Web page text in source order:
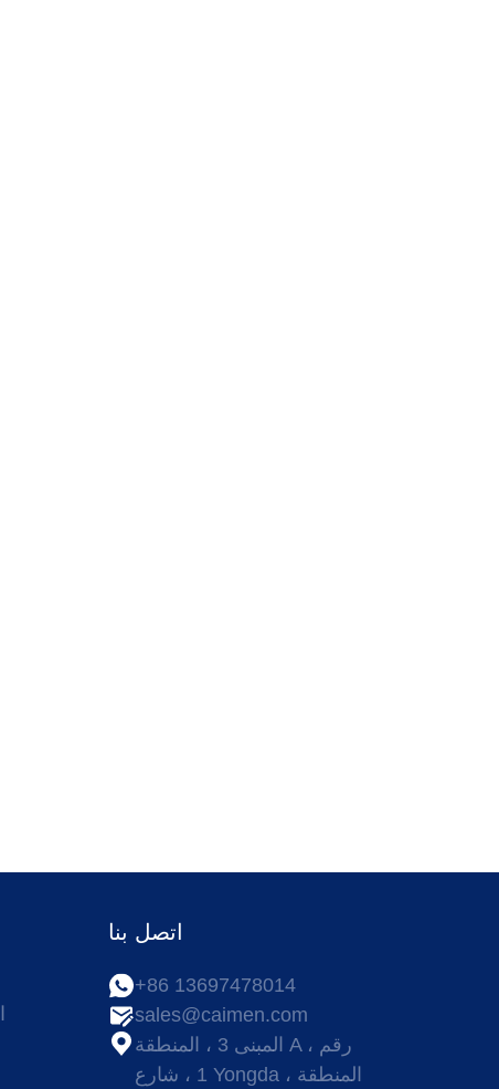
اتصل بنا
+86 13697478014
sales@caimen.com
المبنى 3 ، المنطقة A ، رقم
1 ، شارع Yongda ، المنطقة